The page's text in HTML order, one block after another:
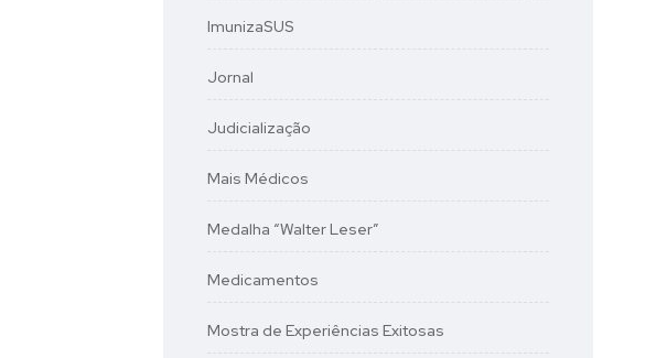
ImunizaSUS
Jornal
Judicialização
Mais Médicos
Medalha “Walter Leser”
Medicamentos
Mostra de Experiências Exitosas